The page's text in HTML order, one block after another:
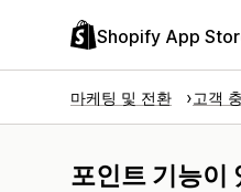
Shopify App
마케팅 및 전환 고객
포인트 기능이